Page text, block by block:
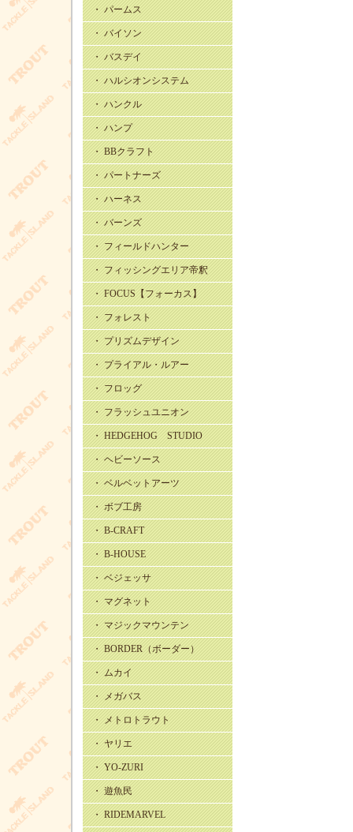
・ パームス
・ バイソン
・ バスデイ
・ ハルシオンシステム
・ ハンクル
・ ハンプ
・ BBクラフト
・ パートナーズ
・ ハーネス
・ バーンズ
・ フィールドハンター
・ フィッシングエリア帝釈
・ FOCUS【フォーカス】
・ フォレスト
・ プリズムデザイン
・ プライアル・ルアー
・ フロッグ
・ フラッシュユニオン
・ HEDGEHOG STUDIO
・ ヘビーソース
・ ベルベットアーツ
・ ボブ工房
・ B-CRAFT
・ B-HOUSE
・ ベジェッサ
・ マグネット
・ マジックマウンテン
・ BORDER（ボーダー）
・ ムカイ
・ メガバス
・ メトロトラウト
・ ヤリエ
・ YO-ZURI
・ 遊魚民
・ RIDEMARVEL